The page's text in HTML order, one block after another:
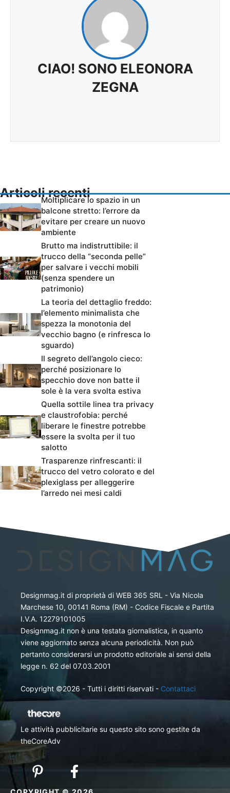
CIAO! SONO ELEONORA
ZEGNA
Articoli recenti
Moltiplicare lo spazio in un
balcone stretto: l’errore da
evitare per creare un nuovo
ambiente
Brutto ma indistruttibile: il
trucco della “seconda pelle”
per salvare i vecchi mobili
(senza spendere un
patrimonio)
La teoria del dettaglio freddo:
l’elemento minimalista che
spezza la monotonia del
vecchio bagno (e rinfresca lo
sguardo)
Il segreto dell’angolo cieco:
perché posizionare lo
specchio dove non batte il
sole è la vera svolta estiva
Quella sottile linea tra privacy
e claustrofobia: perché
liberare le finestre potrebbe
essere la svolta per il tuo
salotto
Trasparenze rinfrescanti: il
trucco del vetro colorato e del
plexiglass per alleggerire
l’arredo nei mesi caldi
Designmag.it di proprietà di WEB 365 SRL - Via Nicola
Marchese 10, 00141 Roma (RM) - Codice Fiscale e Partita
I.V.A. 12279101005
Designmag.it non è una testata giornalistica, in quanto
viene aggiornato senza alcuna periodicità. Non può
pertanto considerarsi un prodotto editoriale ai sensi della
legge n. 62 del 07.03.2001
Copyright ©2026 - Tutti i diritti riservati - Contattaci
Le attività pubblicitarie su questo sito sono gestite da
theCoreAdv